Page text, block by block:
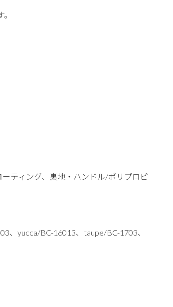
ティング、裏地・ハンドル/ポリプロピ
、yucca/BC-16013、taupe/BC-1703、